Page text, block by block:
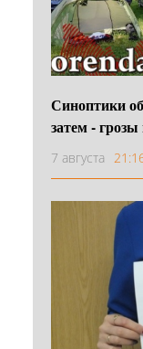
Синоптики
затем -
7 августа